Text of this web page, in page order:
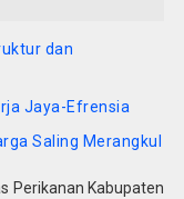
dan
Jaya-Efrensia
Saling Merangkul
Perikanan Kabupaten